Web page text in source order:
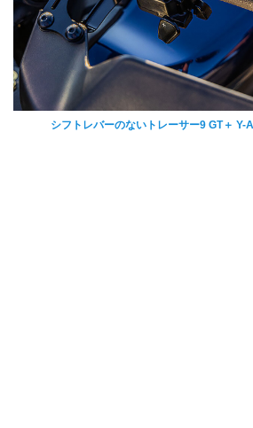
シフトレバーのないトレーサー9 GT＋ Y-